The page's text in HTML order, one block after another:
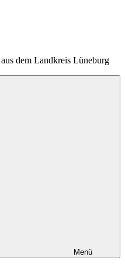
dem Landkreis Lüneburg
Menü